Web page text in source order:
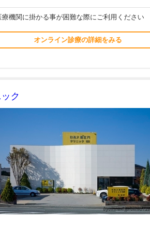
機関に掛かる事が困難な際にご利用ください
オンライン診療の詳細をみる
ク